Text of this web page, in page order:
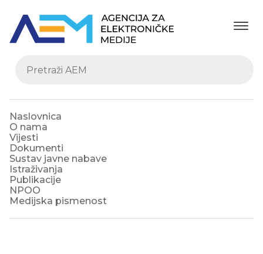
Naslovnica
O nama
Vijesti
Dokumenti
Sustav javne nabave
Istraživanja
Publikacije
NPOO
Medijska pismenost